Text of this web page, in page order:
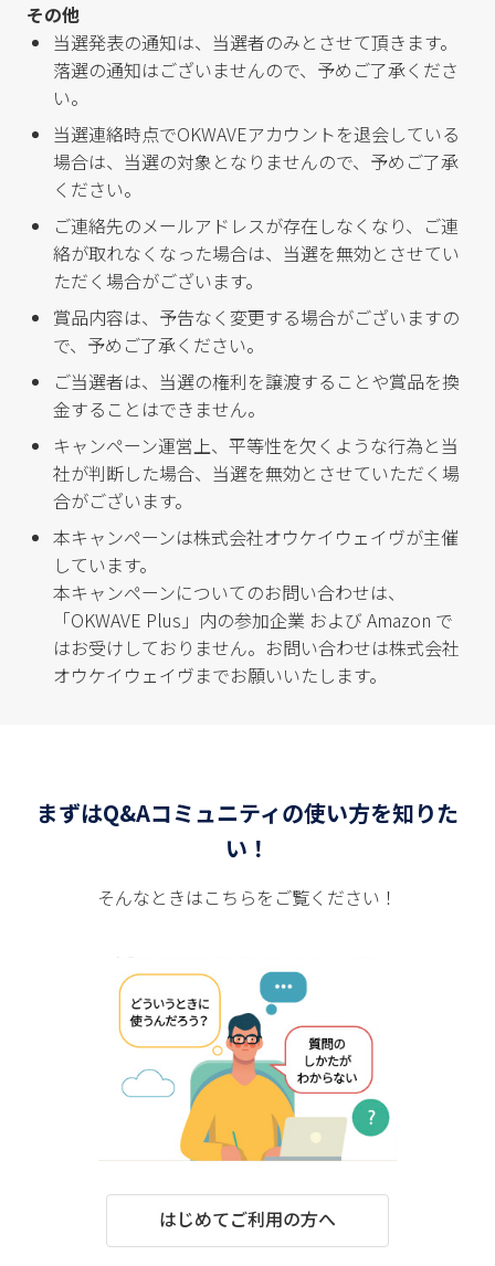
その他
当選発表の通知は、当選者のみとさせて頂きます。
落選の通知はございませんので、予めご了承くださ
い。
当選連絡時点でOKWAVEアカウントを退会している
場合は、当選の対象となりませんので、予めご了承
ください。
ご連絡先のメールアドレスが存在しなくなり、ご連
絡が取れなくなった場合は、当選を無効とさせてい
ただく場合がございます。
賞品内容は、予告なく変更する場合がございますの
で、予めご了承ください。
ご当選者は、当選の権利を譲渡することや賞品を換
金することはできません。
キャンペーン運営上、平等性を欠くような行為と当
社が判断した場合、当選を無効とさせていただく場
合がございます。
本キャンペーンは株式会社オウケイウェイヴが主催
しています。
本キャンペーンについてのお問い合わせは、
「OKWAVE Plus」内の参加企業 および Amazon で
はお受けしておりません。お問い合わせは株式会社
オウケイウェイヴまでお願いいたします。
まずはQ&Aコミュニティの使い方を知りた
い！
そんなときはこちらをご覧ください！
はじめてご利用の方へ